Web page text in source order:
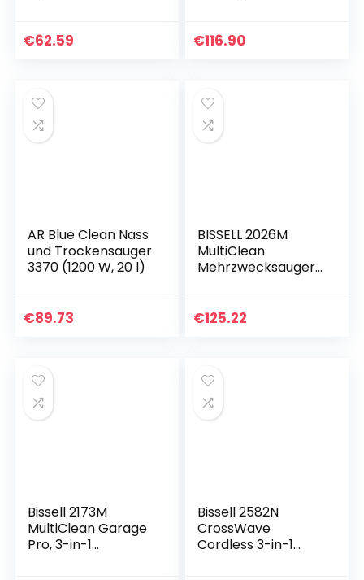
Mopp für Dyson
€62.59 €116.90
AR Blue Clean Nass
und Trockensauger
3370 (1200 W, 20 l)
€89.73
BISSELL 2026M
MultiClean
Mehrzwecksauger,
Gebläsefunktion,
€125.22
Bissell 2173M
MultiClean Garage
Pro, 3-in-1
Bissell 2582N
CrossWave
Cordless 3-in-1